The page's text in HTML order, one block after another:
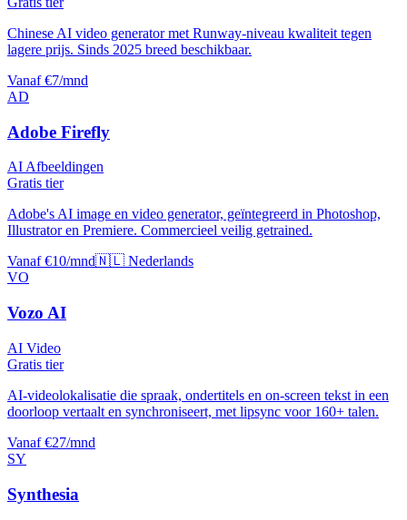
Chinese AI video generator met Runway-niveau kwaliteit tegen
lagere prijs. Sinds 2025 breed beschikbaar.
Vanaf €7/mnd
AD
Adobe Firefly
AI Afbeeldingen
Gratis tier
Adobe's AI image en video generator, geïntegreerd in Photoshop,
Illustrator en Premiere. Commercieel veilig getrained.
Vanaf €10/mnd🇳🇱 Nederlands
VO
Vozo AI
AI Video
Gratis tier
AI-videolokalisatie die spraak, ondertitels en on-screen tekst in een
doorloop vertaalt en synchroniseert, met lipsync voor 160+ talen.
Vanaf €27/mnd
SY
Synthesia